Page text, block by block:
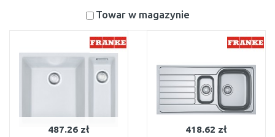
Towar w magazynie
487.26 zł 418.62 zł